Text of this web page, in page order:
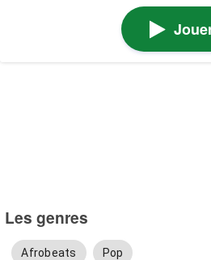
Les genres
Afrobeats Pop